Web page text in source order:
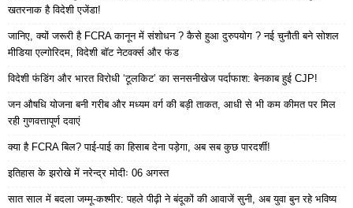
खतरनाक है विदेशी एजेंडा!
जानिए, क्यों जरूरी है FCRA कानून में संशोधन ? कैसे हुआ दुरुपयोग ? नई चुनौती बने सोशल
मीडिया एल्गोरिदम, विदेशी बॉट नेटवर्क्स और फंड
विदेशी फंडिंग और भारत विरोधी ‘टूलकिट’ का सनसनीखेज पर्दाफाश: बेनकाब हुई CJP!
जन औषधि योजना बनी गरीब और मध्यम वर्ग की बड़ी ताकत, आधी से भी कम कीमत पर मिल
रही गुणवत्तापूर्ण दवाएं
क्या है FCRA बिल? पाई-पाई का हिसाब देना पड़ेगा, अब सब कुछ पारदर्शी!
इतिहास के झरोखे में नरेन्द्र मोदीः 06 अगस्त
सात साल में बदला जम्मू-कश्मीर: पहले पीढ़ी ने बंदूकों की आवाजें सुनी, अब युवा बुन रहे भविष्य